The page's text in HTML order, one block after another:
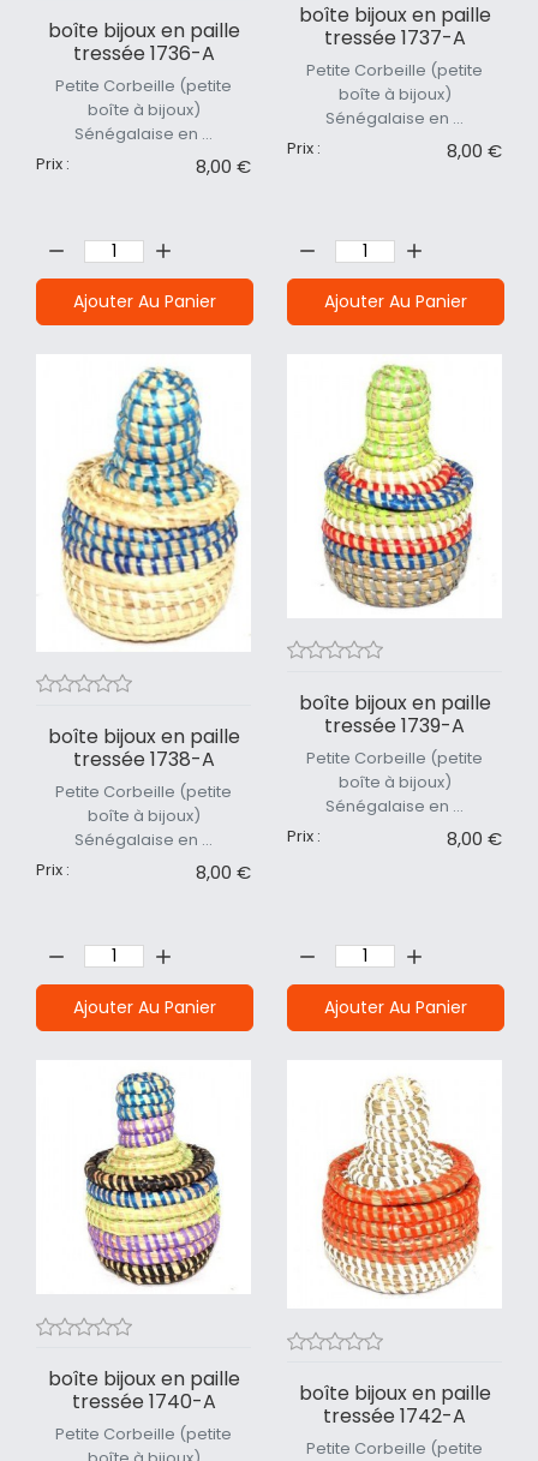
boîte bijoux en paille
tressée 1736-A
Petite Corbeille (petite
boîte à bijoux)
Sénégalaise en ...
Prix :
8,00 €
Ajouter Au Panier
boîte bijoux en paille
tressée 1737-A
Petite Corbeille (petite
boîte à bijoux)
Sénégalaise en ...
Prix :
8,00 €
Ajouter Au Panier
boîte bijoux en paille
tressée 1738-A
Petite Corbeille (petite
boîte à bijoux)
Sénégalaise en ...
Prix :
8,00 €
Ajouter Au Panier
boîte bijoux en paille
tressée 1739-A
Petite Corbeille (petite
boîte à bijoux)
Sénégalaise en ...
Prix :
8,00 €
Ajouter Au Panier
boîte bijoux en paille
tressée 1740-A
Petite Corbeille (petite
boîte bijoux en paille
tressée 1742-A
Petite Corbeille (petite